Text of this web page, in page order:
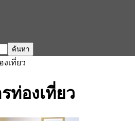
เที่ยว
ท่องเที่ยว